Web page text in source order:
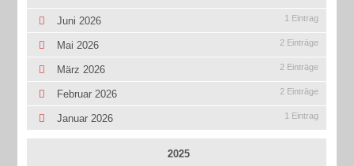
Juni 2026 1 Eintrag
Mai 2026 2 Einträge
März 2026 2 Einträge
Februar 2026 2 Einträge
Januar 2026 1 Eintrag
2025